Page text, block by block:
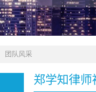
团队风采
郑学知律师